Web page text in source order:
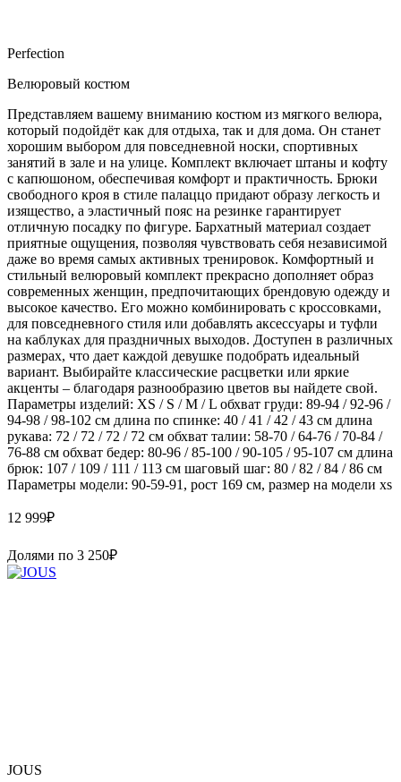
Perfection
Велюровый костюм
Представляем вашему вниманию костюм из мягкого велюра,
который подойдёт как для отдыха, так и для дома. Он станет
хорошим выбором для повседневной носки, спортивных
занятий в зале и на улице. Комплект включает штаны и кофту
с капюшоном, обеспечивая комфорт и практичность. Брюки
свободного кроя в стиле палаццо придают образу легкость и
изящество, а эластичный пояс на резинке гарантирует
отличную посадку по фигуре. Бархатный материал создает
приятные ощущения, позволяя чувствовать себя независимой
даже во время самых активных тренировок. Комфортный и
стильный велюровый комплект прекрасно дополняет образ
современных женщин, предпочитающих брендовую одежду и
высокое качество. Его можно комбинировать с кроссовками,
для повседневного стиля или добавлять аксессуары и туфли
на каблуках для праздничных выходов. Доступен в различных
размерах, что дает каждой девушке подобрать идеальный
вариант. Выбирайте классические расцветки или яркие
акценты – благодаря разнообразию цветов вы найдете свой.
Параметры изделий: XS / S / M / L обхват груди: 89-94 / 92-96 /
94-98 / 98-102 см длина по спинке: 40 / 41 / 42 / 43 см длина
рукава: 72 / 72 / 72 / 72 см обхват талии: 58-70 / 64-76 / 70-84 /
76-88 см обхват бедер: 80-96 / 85-100 / 90-105 / 95-107 см длина
брюк: 107 / 109 / 111 / 113 см шаговый шаг: 80 / 82 / 84 / 86 см
Параметры модели: 90-59-91, рост 169 см, размер на модели xs
12 999₽
Долями по 3 250₽
JOUS